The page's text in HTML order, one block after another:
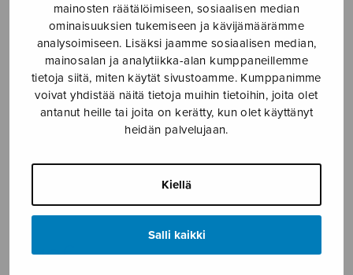
mainosten räätälöimiseen, sosiaalisen median
ominaisuuksien tukemiseen ja kävijämäärämme
analysoimiseen. Lisäksi jaamme sosiaalisen median,
mainosalan ja analytiikka-alan kumppaneillemme
tietoja siitä, miten käytät sivustoamme. Kumppanimme
voivat yhdistää näitä tietoja muihin tietoihin, joita olet
antanut heille tai joita on kerätty, kun olet käyttänyt
heidän palvelujaan.
Kiellä
Salli kaikki
Totuuden henki
Linjama Jyrki
6,40€